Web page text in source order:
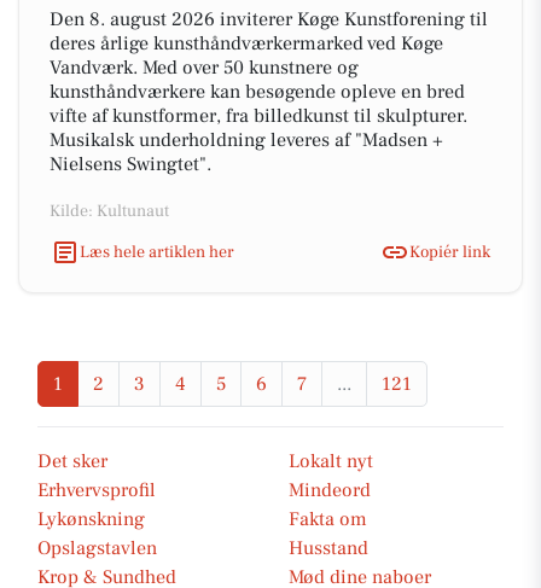
Den 8. august 2026 inviterer Køge Kunstforening til
deres årlige kunsthåndværkermarked ved Køge
Vandværk. Med over 50 kunstnere og
kunsthåndværkere kan besøgende opleve en bred
vifte af kunstformer, fra billedkunst til skulpturer.
Musikalsk underholdning leveres af "Madsen +
Nielsens Swingtet".
Kilde: Kultunaut
Læs hele artiklen her
Kopiér link
1 2 3 4 5 6 7 ... 121
Det sker
Lokalt nyt
Erhvervsprofil
Mindeord
Lykønskning
Fakta om
Opslagstavlen
Husstand
Krop & Sundhed
Mød dine naboer